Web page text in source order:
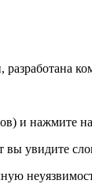
и нажмите
вы увидите